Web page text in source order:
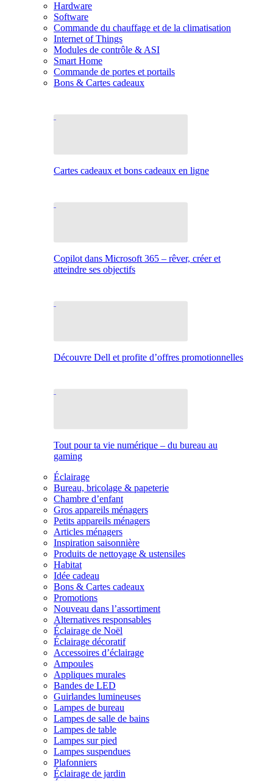
Hardware
Software
Commande du chauffage et de la climatisation
Internet of Things
Modules de contrôle & ASI
Smart Home
Commande de portes et portails
Bons & Cartes cadeaux
Cartes cadeaux et bons cadeaux en ligne
Copilot dans Microsoft 365 – rêver, créer et
atteindre ses objectifs
Découvre Dell et profite d’offres promotionnelles
Tout pour ta vie numérique – du bureau au
gaming
Éclairage
Bureau, bricolage & papeterie
Chambre d’enfant
Gros appareils ménagers
Petits appareils ménagers
Articles ménagers
Inspiration saisonnière
Produits de nettoyage & ustensiles
Habitat
Idée cadeau
Bons & Cartes cadeaux
Promotions
Nouveau dans l’assortiment
Alternatives responsables
Éclairage de Noël
Éclairage décoratif
Accessoires d’éclairage
Ampoules
Appliques murales
Bandes de LED
Guirlandes lumineuses
Lampes de bureau
Lampes de salle de bains
Lampes de table
Lampes sur pied
Lampes suspendues
Plafonniers
Éclairage de jardin